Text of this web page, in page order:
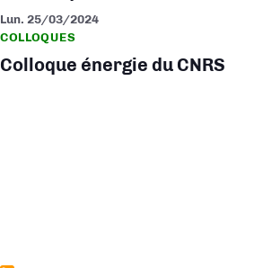
Lun. 25/03/2024
COLLOQUES
Colloque énergie du CNRS